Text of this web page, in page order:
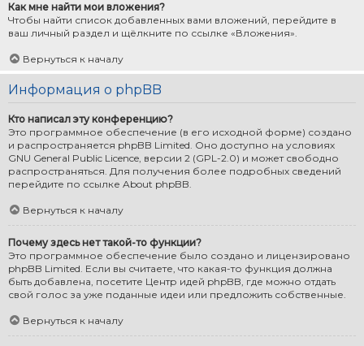
Как мне найти мои вложения?
Чтобы найти список добавленных вами вложений, перейдите в
ваш личный раздел и щёлкните по ссылке «Вложения».
Вернуться к началу
Информация о phpBB
Кто написал эту конференцию?
Это программное обеспечение (в его исходной форме) создано
и распространяется phpBB Limited. Оно доступно на условиях
GNU General Public Licence, версии 2 (GPL-2.0) и может свободно
распространяться. Для получения более подробных сведений
перейдите по ссылке About phpBB.
Вернуться к началу
Почему здесь нет такой-то функции?
Это программное обеспечение было создано и лицензировано
phpBB Limited. Если вы считаете, что какая-то функция должна
быть добавлена, посетите Центр идей phpBB, где можно отдать
свой голос за уже поданные идеи или предложить собственные.
Вернуться к началу